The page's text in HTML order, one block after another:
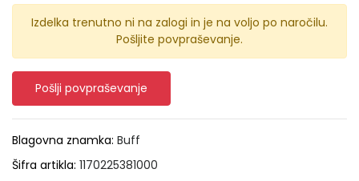
Izdelka trenutno ni na zalogi in je na voljo po naročilu.
Pošljite povpraševanje.
Pošlji povpraševanje
Blagovna znamka: Buff
Šifra artikla: 1170225381000